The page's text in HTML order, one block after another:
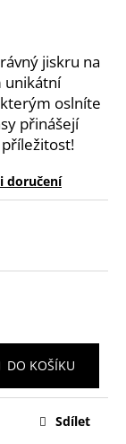
jiskru na
unikátní
oslníte
přinášejí
doručení
DO KOŠÍKU
Sdílet